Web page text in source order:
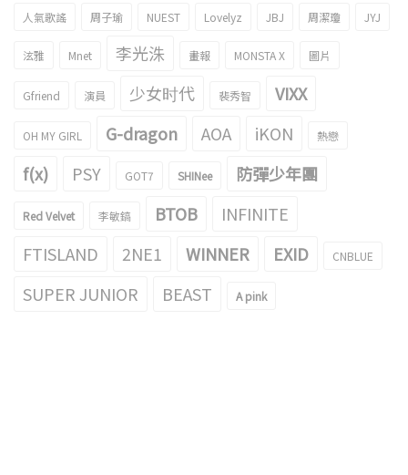
人氣歌謠 周子瑜 NUEST Lovelyz JBJ 周潔瓊 JYJ
泫雅 Mnet 李光洙 畫報 MONSTA X 圖片
Gfriend 演員 少女时代 裴秀智 VIXX
OH MY GIRL G-dragon AOA iKON 熱戀
f(x) PSY GOT7 SHINee 防彈少年團
Red Velvet 李敏鎬 BTOB
INFINITE
FTISLAND
2NE1 WINNER EXID CNBLUE
SUPER JUNIOR BEAST A pink